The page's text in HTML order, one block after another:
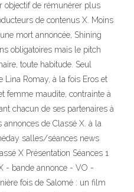
objectif de rémunérer plus
de contenus X. Moins
mort annoncée, Shining
obligatoires mais le pitch
toute habitude. Seul
Romay, à la fois Eros et
femme maudite, contrainte à
chacun de ses partenaires à
annonces de Classé X. à la
salles/séances news
X Présentation Séances 1
- bande annonce - VO -
fois de Salomé : un film